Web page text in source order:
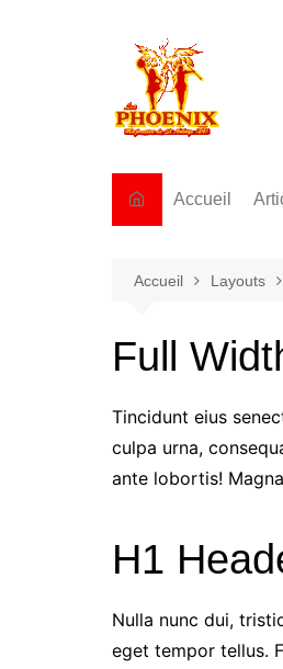
Accueil
Accueil Layouts
Full
Tincidunt eius
culpa urna,
ante lobortis!
H1
Nulla nunc dui,
eget tempor tellus.